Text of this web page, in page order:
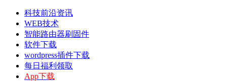
科技前沿资讯
WEB技术
智能路由器刷固件
软件下载
wordpress插件下载
每日福利领取
App下载